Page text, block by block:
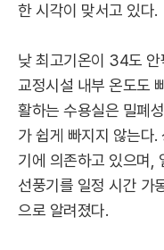
한 시각이 맞서고 있다.
낮 최고기온이 34도 안
교정시설 내부 온도도
활하는 수용실은 밀폐
가 쉽게 빠지지 않는다
기에 의존하고 있으며,
선풍기를 일정 시간 가
으로 알려졌다.